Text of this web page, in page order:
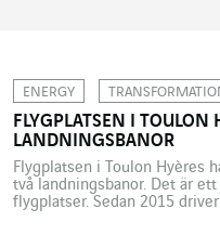
ENERGY
FLYGPLATSEN I TOULON
LANDNINGSBANOR
Flygplatsen i Toulon Hyères
två landningsbanor. Det är
flygplatser. Sedan 2015